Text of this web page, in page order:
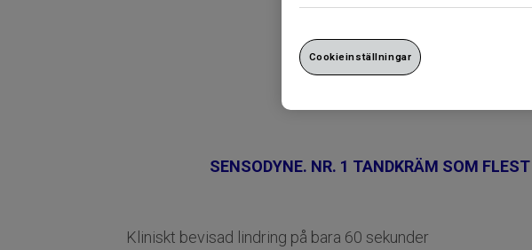
SENSODYNE. NR. 1 TANDKRÄM SOM
Kliniskt bevisad lindring på bara 60 sekunder
Cookieinställningar